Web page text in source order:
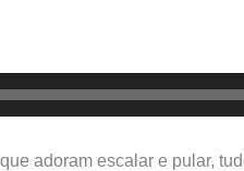
adoram escalar e pular,